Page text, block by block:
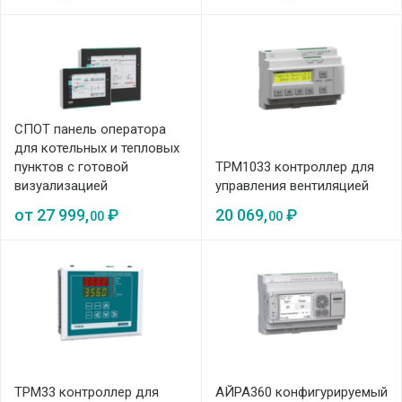
СПОТ панель оператора
для котельных и тепловых
пунктов с готовой
визуализацией
от 27 999,00 ₽
ТРМ1033 контроллер для
управления вентиляцией
20 069,00₽
ТРМ33 контроллер для
АЙРА360 конфигурируемый